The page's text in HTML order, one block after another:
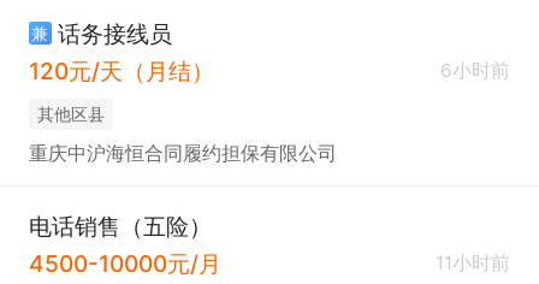
兼 话务接线员
120元/天（月结）
6小时前
其他区县
重庆中沪海恒合同履约担保有限公司
电话销售（五险）
4500-10000元/月
11小时前